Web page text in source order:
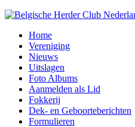
Home
Vereniging
Nieuws
Uitslagen
Foto Albums
Aanmelden als Lid
Fokkerij
Dek- en Geboorteberichten
Formulieren